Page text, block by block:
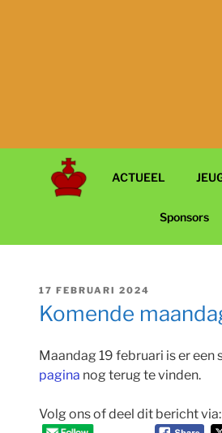
ACTUEEL
Sponsors
GEPLAATST
OP
17 FEBRUARI 2024
Komende
Maandag 19 februari is er
pagina nog terug te vinden.
Volg ons of deel dit bericht via: